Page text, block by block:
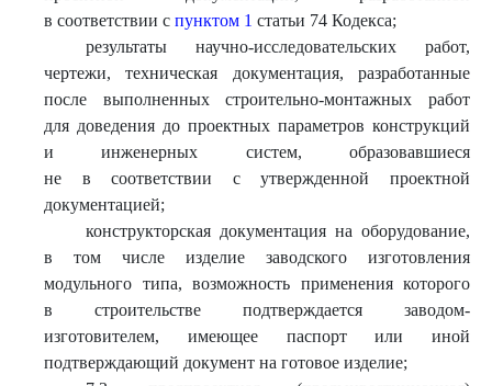
в соответствии с пунктом 1 статьи 74 Кодекса;
результаты научно-исследовательских работ,
чертежи, техническая документация, разработанные
после выполненных строительно-монтажных работ
для доведения до проектных параметров конструкций
и инженерных систем, образовавшиеся
не в соответствии с утвержденной проектной
документацией;
конструкторская документация на оборудование,
в том числе изделие заводского изготовления
модульного типа, возможность применения которого
в строительстве подтверждается заводом-
изготовителем, имеющее паспорт или иной
подтверждающий документ на готовое изделие;